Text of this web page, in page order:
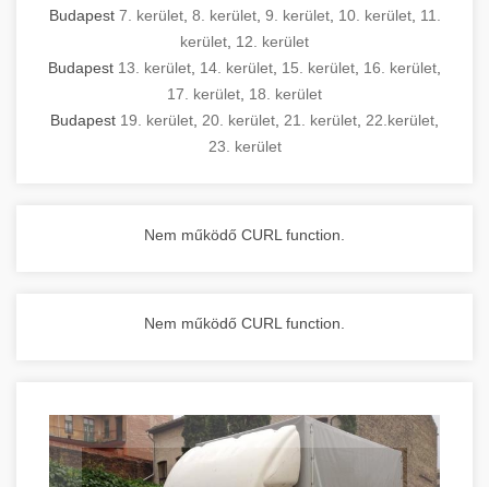
Budapest 7. kerület, 8. kerület, 9. kerület, 10. kerület, 11.
kerület 12. kerület
Budapest 13. kerület 14. kerület 15. kerület 16. kerület
17. kerület 18. kerület
Budapest 19. kerület 20. kerület 21. kerület 22.kerület
23. kerület
Nem működő CURL function.
Nem működő CURL function.